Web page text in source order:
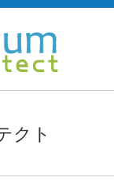
クト